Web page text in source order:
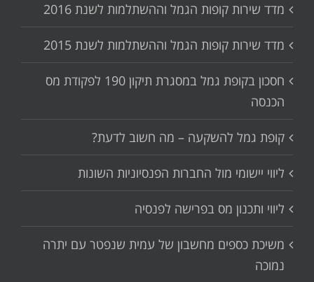
מדד שירות קופות הגמל וההשתלמות לשנת 2016
מדד שירות קופות הגמל וההשתלמות לשנת 2015
חסכון בקופת גמל במסגרת תיקון 190 לפקודת מס
הכנסה
קופת גמל להשקעה – מה חשוב לדעת?
ליווי יישומי מול החברות הפנסיוניות השונות
ליווי ותכנון מס בפרישה לפנסיה
משיכת כספים מחשבון של עמית שנפטר עם יתרה
נמוכה